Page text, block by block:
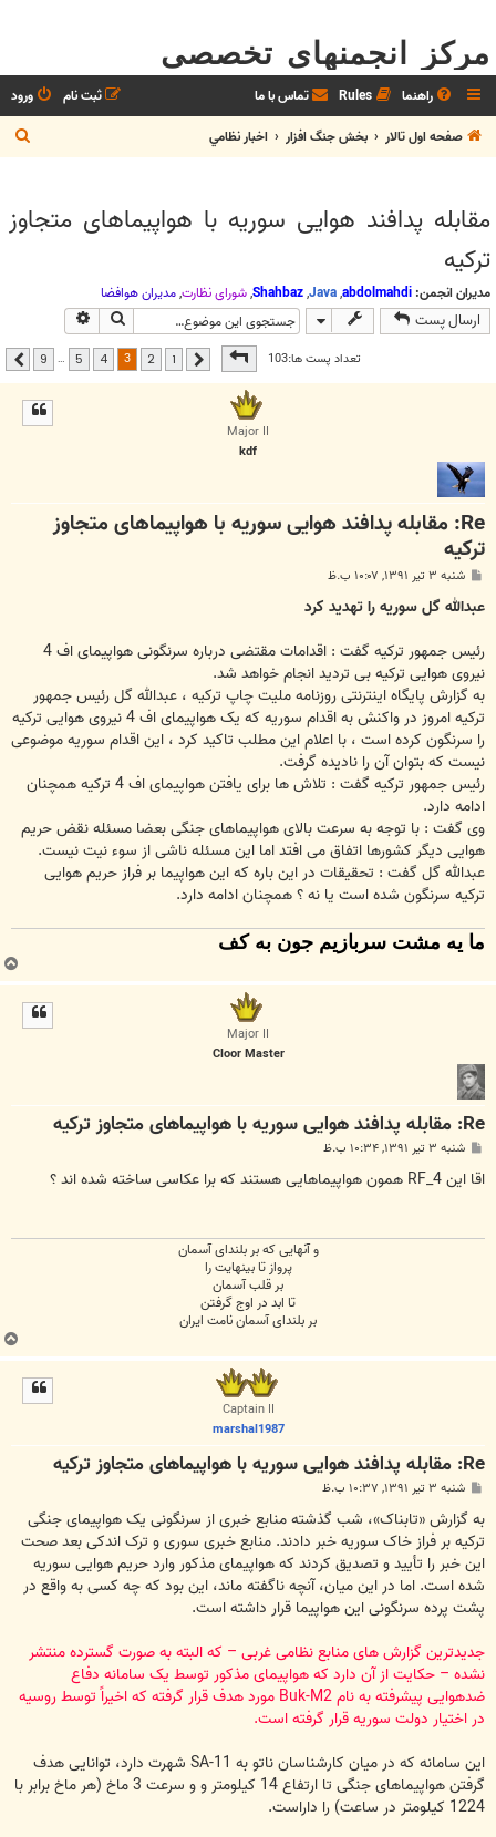
مرکز انجمنهای تخصصی
راهنما Rules تماس با ما ورود
ثبت نام
صفحه اول تالار
بخش جنگ افزار اخبار نظامي
ج
س
جمقابله پدافند هوایی سوریه با هواپیما‌های متجاوز
ترکیه
مدیران انجمن: abdolmahdi
,
Java
,
Shahbaz
,شوراي نظارت,مديران هوافضا
ارسال پست جستجو
تعداد پست ها:103صفحه از9 قبلی 2
3
4
5
…
9 بعدی
Major II
kdf
Re: مقابله پدافند هوایی سوریه با هواپیما‌های متجاوز
ترکیه
پ
ت
شنبه ۳ تیر ۱۳۹۱, ۱۰:۰۷ ب.ظ
عبدالله گل سوريه را تهديد كرد
رئیس جمهور ترکیه گفت : اقدامات مقتضی درباره سرنگونی هواپیمای اف 4
نیروی هوایی ترکیه بی تردید انجام خواهد شد.
به گزارش پایگاه اینترنتی روزنامه ملیت چاپ ترکیه ، عبدالله گل رئیس جمهور
ترکیه امروز در واکنش به اقدام سوریه که یک هواپیمای اف 4 نیروی هوایی ترکیه
را سرنگون کرده است ، با اعلام این مطلب تاکید کرد ، این اقدام سوریه موضوعی
نیست که بتوان آن را نادیده گرفت.
رئیس جمهور ترکیه گفت : تلاش ها برای یافتن هواپیمای اف 4 ترکیه همچنان
ادامه دارد.
وی گفت : با توجه به سرعت بالای هواپیماهای جنگی بعضا مسئله نقض حریم
هوایی دیگر کشورها اتفاق می افتد اما این مسئله ناشی از سوء نیت نیست.
عبدالله گل گفت : تحقیقات در این باره که این هواپیما بر فراز حریم هوایی
ترکیه سرنگون شده است یا نه ؟ همچنان ادامه دارد.
ما یه مشت سربازیم جون به کف
ب
ا
Major II
Cloor Master
Re: مقابله پدافند هوایی سوریه با هواپیما‌های متجاوز ترکیه
پ
ت
شنبه ۳ تیر ۱۳۹۱, ۱۰:۳۴ ب.ظ
اقا این RF_4 همون هواپیماهایی هستند که برا عکاسی ساخته شده اند ؟
و آنهایی که بر بلندای آسمان
پرواز تا بینهایت را
بر قلب آسمان
تا ابد در اوج گرفتن
بر بلندای آسمان نامت ایران
ب
ا
Captain II
marshal1987
Re: مقابله پدافند هوایی سوریه با هواپیما‌های متجاوز ترکیه
پ
ت
شنبه ۳ تیر ۱۳۹۱, ۱۰:۳۷ ب.ظ
به گزارش «تابناک»، شب گذشته منابع خبری از سرنگونی یک هواپیمای جنگی
ترکیه بر فراز خاک سوریه خبر دادند. منابع خبری سوری و ترک اندکی بعد صحت
این خبر را تأیید و تصدیق کردند که هواپیمای مذکور وارد حریم هوایی سوریه
شده است. اما در این میان، آنچه ناگفته ماند، این بود که چه کسی به واقع در
پشت پرده سرنگونی این هواپیما قرار داشته است.
جدیدترین گزارش های منابع نظامی غربی – که البته به صورت گسترده منتشر
نشده – حکایت از آن دارد که هواپیمای مذکور توسط یک سامانه دفاع
ضدهوایی پیشرفته به نام Buk-M2 مورد هدف قرار گرفته که اخیراً توسط روسیه
در اختیار دولت سوریه قرار گرفته است.
این سامانه که در میان کارشناسان ناتو به SA-11 شهرت دارد، توانایی هدف
گرفتن هواپیماهای جنگی تا ارتفاع 14 کیلومتر و و سرعت 3 ماخ (هر ماخ برابر با
1224 کیلومتر در ساعت) را داراست.